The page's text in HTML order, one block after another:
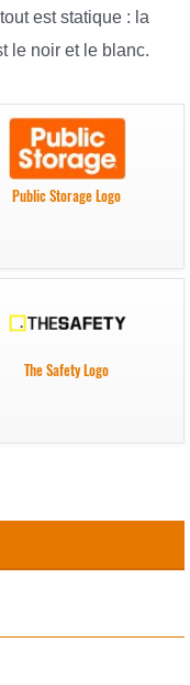
est statique : la
le noir et le blanc.
Public Storage Logo
The Safety Logo